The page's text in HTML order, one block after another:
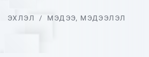
ЭХЛЭЛ / МЭДЭЭ, МЭДЭЭЛЭЛ